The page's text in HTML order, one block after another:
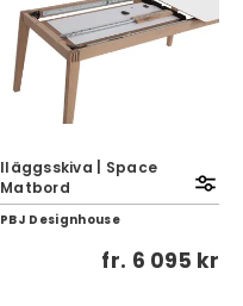
Iläggsskiva | Space
Matbord
PBJ Designhouse
fr. 6 095 kr